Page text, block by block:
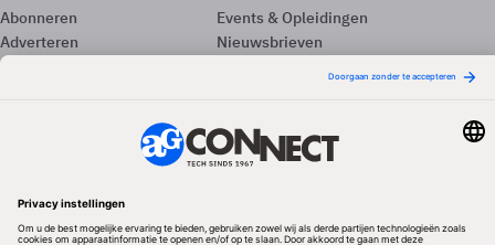
Abonneren
Adverteren
Contact
Events & Opleidingen
Nieuwsbrieven